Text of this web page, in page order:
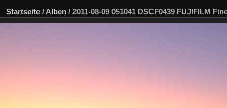
Startseite / Alben / 2011-08-09 051041 DSCF0439 FUJIFILM